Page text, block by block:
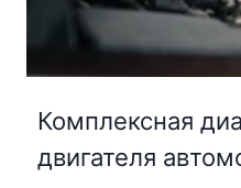
Комплексная
двигателя